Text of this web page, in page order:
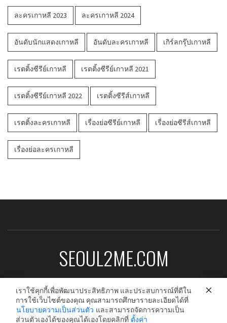
ละครเกาหลี 2023 ละครเกาหลี 2024
อันดับนักแสดงเกาหลี อันดับละครเกาหลี เกิร์ลกรุ๊ปเกาหลี
เรตติ้งซีรีย์เกาหลี เรตติ้งซีรีย์เกาหลี 2021
เรตติ้งซีรีย์เกาหลี 2022 เรตติ้งซีรีส์เกาหลี
เรตติ้งละครเกาหลี เรื่องย่อซีรีย์เกาหลี เรื่องย่อซีรีส์เกาหลี
เรื่องย่อละครเกาหลี
SEOUL2ME.COM
ข่าวบันเทิงเกาหลีอัพเดต ดาราเกาหลี ซีรีย์
เกาหลี ละครเกาหลี และนักร้องเกาหลีก่อนใคร
เราใช้คุกกี้เพื่อพัฒนาประสิทธิภาพ และประสบการณ์ที่ดีใน
การใช้เว็บไซต์ของคุณ คุณสามารถศึกษารายละเอียดได้ที่
นโยบายความเป็นส่วนตัว และสามารถจัดการความเป็น
ส่วนตัวเองได้ของคุณได้เองโดยคลิกที่ ตั้งค่า